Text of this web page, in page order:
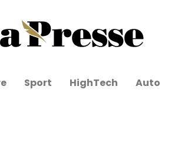
Sport HighTech Auto